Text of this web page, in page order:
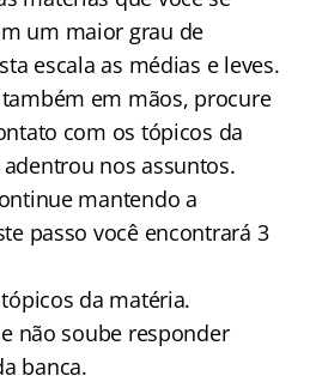
um maior grau de
escala as médias e leves.
em mãos, procure
com os tópicos da
nos assuntos.
mantendo a
passo você encontrará 3
da matéria.
não soube responder
banca.